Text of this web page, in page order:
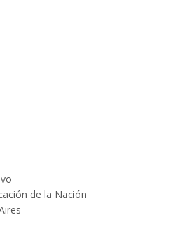
de la Nación